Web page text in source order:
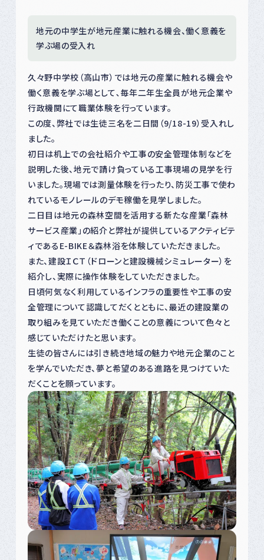
地元の中学生が地元産業に触れる機会、働く意義を
学ぶ場の受入れ
久々野中学校（高山市）では地元の産業に触れる機会や
働く意義を学ぶ場として､毎年二年生全員が地元企業や
行政機関にて職業体験を行っています。
この度、弊社では生徒三名を二日間（9/18-19）受入れし
ました。
初日は机上での会社紹介や工事の安全管理体制などを
説明した後、地元で請け負っている工事現場の見学を行
いました。現場では測量体験を行ったり、防災工事で使わ
れているモノレールのデモ稼働を見学しました。
二日目は地元の森林空間を活用する新たな産業「森林
サービス産業」の紹介と弊社が提供しているアクティビテ
ィであるE-BIKE＆森林浴を体験していただきました。
また、建設ＩＣＴ（ドローンと建設機械シミュレーター）を
紹介し、実際に操作体験をしていただきました。
日頃何気なく利用しているインフラの重要性や工事の安
全管理について認識してだくとともに、最近の建設業の
取り組みを見ていただき働くことの意義について色々と
感じていただけたと思います。
生徒の皆さんには引き続き地域の魅力や地元企業のこと
を学んでいただき、夢と希望のある進路を見つけていた
だくことを願っています。